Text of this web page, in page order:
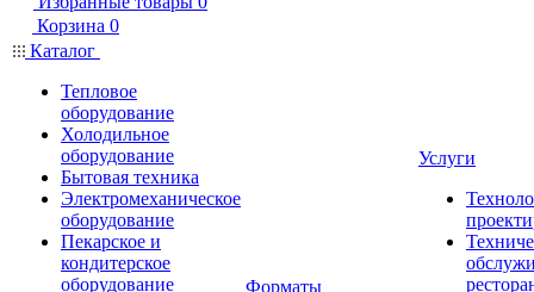
Корзина 0
Каталог
Тепловое
оборудование
Холодильное
оборудование
Бытовая техника
Электромеханическое
оборудование
Пекарское и
кондитерское
оборудование
Форматы
Услуги